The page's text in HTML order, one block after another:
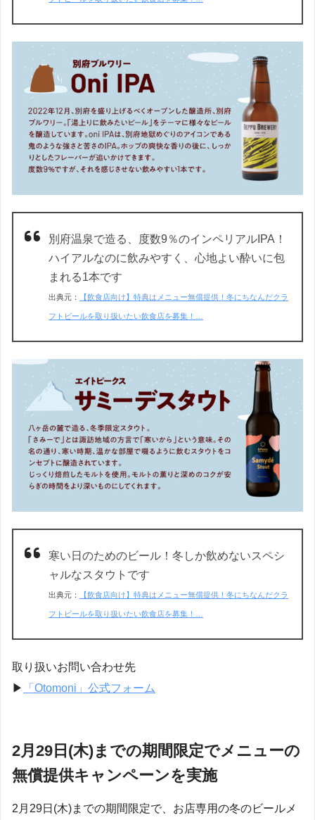
別府温泉で造る、度数9％のインペリアルIPA！
ハイアルなのに飲みやすく、心地よい酔いに包
まれる1本です
出典元： 【飲食店向け】特典はメニュー無償提供！冬にちなんだクラ
フトビールを取り扱いたい飲食店を募集！…
寒い日のためのビール！冬しか飲めないスペシ
ャルなスタウトです
出典元： 【飲食店向け】特典はメニュー無償提供！冬にちなんだクラ
フトビールを取り扱いたい飲食店を募集！…
取り扱いお問い合わせ先
▶︎
「Otomoni」公式フォーム
2月29日(木)までの期間限定でメニューの
無償提供キャンペーンを実施
2月29日(木)までの期間限定で、お店専用の冬のビールメ